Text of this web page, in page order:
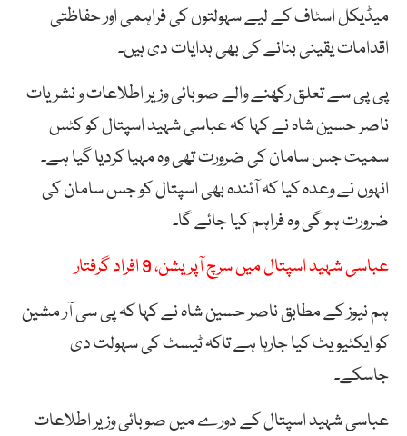
میڈیکل اسٹاف کے لیے سہولتوں کی فراہمی اور حفاظتی
اقدامات یقینی بنانے کی بھی ہدایات دی ہیں۔
پی پی سے تعلق رکھنے والے صوبائی وزیر اطلاعات و نشریات
ناصر حسین شاہ نے کہا کہ عباسی شہید اسپتال کو کٹس
سمیت جس سامان کی ضرورت تھی وہ مہیا کردیا گیا ہے۔
انہوں نے وعدہ کیا کہ آئندہ بھی اسپتال کو جس سامان کی
ضرورت ہو گی وہ فراہم کیا جائے گا۔
عباسی شہید اسپتال میں سرچ آپریشن، 9 افراد گرفتار
ہم نیوز کے مطابق ناصر حسین شاہ نے کہا کہ پی سی آر مشین
کو ایکٹیویٹ کیا جارہا ہے تاکہ ٹیسٹ کی سہولت دی
جاسکے۔
عباسی شہید اسپتال کے دورے میں صوبائی وزیر اطلاعات